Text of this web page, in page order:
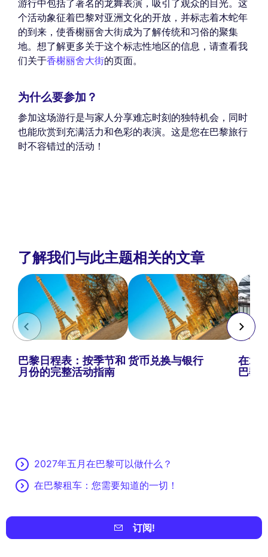
游行中包括了著名的龙舞表演，吸引了观众的目光。这
个活动象征着巴黎对亚洲文化的开放，并标志着木蛇年
的到来，使香榭丽舍大街成为了解传统和习俗的聚集
地。想了解更多关于这个标志性地区的信息，请查看我
们关于香榭丽舍大街的页面。
为什么要参加？
参加这场游行是与家人分享难忘时刻的独特机会，同时
也能欣赏到充满活力和色彩的表演。这是您在巴黎旅行
时不容错过的活动！
了解我们与此主题相关的文章
巴黎日程表：按季节和
月份的完整活动指南
货币兑换与银行
在
巴黎
2027年五月在巴黎可以做什么？
在巴黎租车：您需要知道的一切！
订阅!